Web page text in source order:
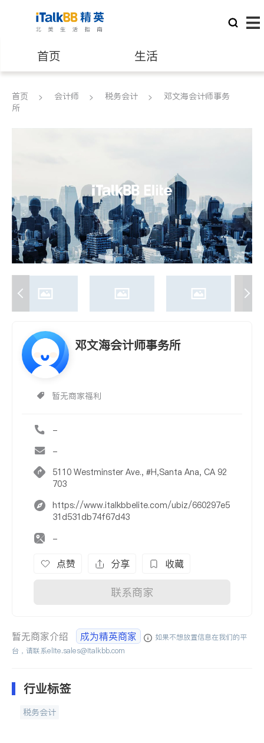
首页 生活
医生 律师
养老 非盈利组织
首页 会计师 税务会计
邓文海会计师事务
所
邓文海会计师事务所
暂无商家福利
-
-
5110 Westminster Ave., #H,Santa Ana, CA 92
703
https://www.italkbbelite.com/ubiz/660297e5
31d531db74f67d43
-
点赞 分享 收藏
联系商家
暂无商家介绍 成为精英商家
如果不想放置信息在我们的平
台，请联系elite.sales@italkbb.com
行业标签
税务会计